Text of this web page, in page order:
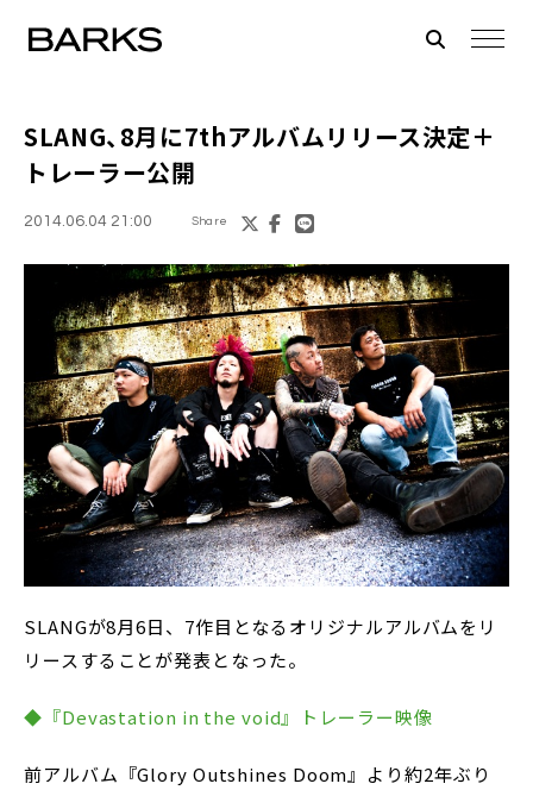
SLANG、8月に7thアルバムリリース決定＋
トレーラー公開
2014.06.04 21:00 Share
SLANGが8月6日、7作目となるオリジナルアルバムをリ
リースすることが発表となった。
◆『Devastation in the void』トレーラー映像
前アルバム『Glory Outshines Doom』より約2年ぶり